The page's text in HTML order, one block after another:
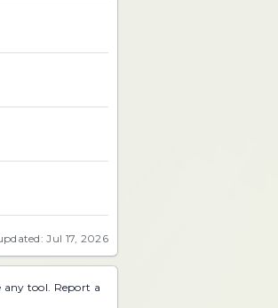
Jul 17, 2026
any tool. Report a